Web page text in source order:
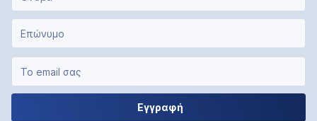
Εγγραφή